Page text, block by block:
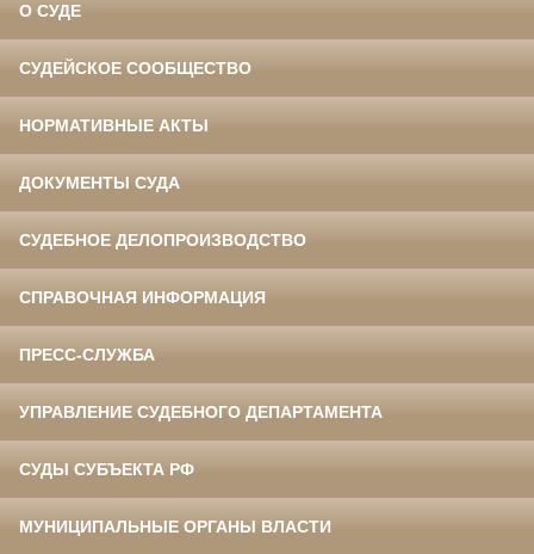
О СУДЕ
СУДЕЙСКОЕ СООБЩЕСТВО
НОРМАТИВНЫЕ АКТЫ
ДОКУМЕНТЫ СУДА
СУДЕБНОЕ ДЕЛОПРОИЗВОДСТВО
СПРАВОЧНАЯ ИНФОРМАЦИЯ
ПРЕСС-СЛУЖБА
УПРАВЛЕНИЕ СУДЕБНОГО ДЕПАРТАМЕНТА
СУДЫ СУБЪЕКТА РФ
МУНИЦИПАЛЬНЫЕ ОРГАНЫ ВЛАСТИ